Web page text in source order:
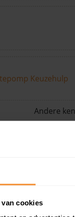
cookies
Keuzehulp
Andere
de buurt